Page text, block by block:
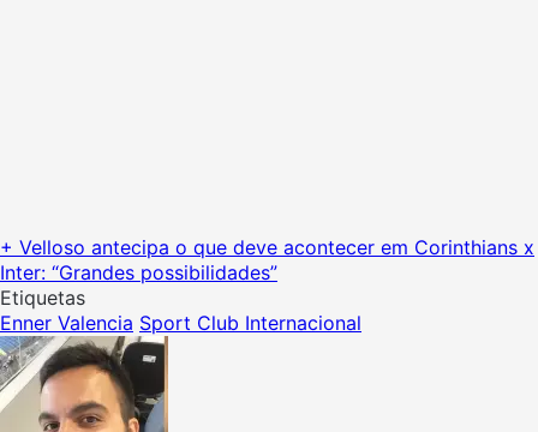
+ Velloso antecipa o que deve acontecer em Corinthians x
Inter: “Grandes possibilidades”
Etiquetas
Enner Valencia Sport Club Internacional